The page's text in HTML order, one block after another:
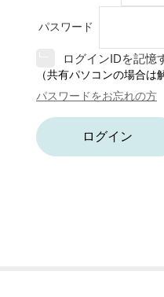
パスワード
ログインIDを記憶
（共有パソコンの場合は
パスワードをお忘れの方
ログイン